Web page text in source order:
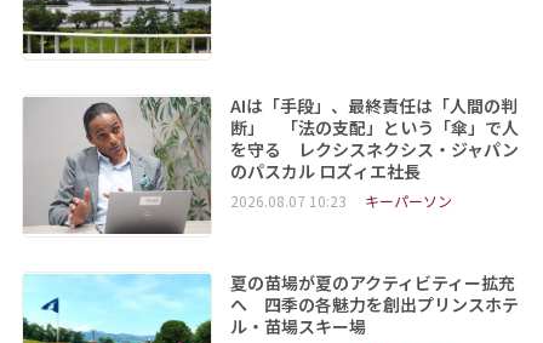
AIは「手段」、最終責任は「人間の判
断」 「法の支配」という「傘」で人
を守る レクシスネクシス・ジャパン
のパスカル ロズィエ社長
2026.08.07 10:23 キーパーソン
夏の苗場が夏のアクティビティー拡充
へ 四季の各魅力を創出プリンスホテ
ル・苗場スキー場